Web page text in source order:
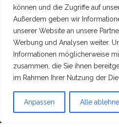
können und die Zugriffe auf
Außerdem geben wir
unserer Website an unsere
Werbung und Analysen weiter.
Informationen möglicherweise
zusammen, die Sie ihnen
im Rahmen Ihrer Nutzung der
Anpassen Alle
Mit Stolz präsentiert von
Blog